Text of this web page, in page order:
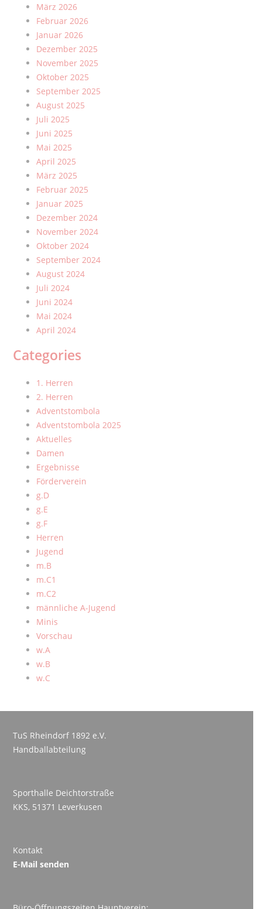
März 2026
Februar 2026
Januar 2026
Dezember 2025
November 2025
Oktober 2025
September 2025
August 2025
Juli 2025
Juni 2025
Mai 2025
April 2025
März 2025
Februar 2025
Januar 2025
Dezember 2024
November 2024
Oktober 2024
September 2024
August 2024
Juli 2024
Juni 2024
Mai 2024
April 2024
Categories
1. Herren
2. Herren
Adventstombola
Adventstombola 2025
Aktuelles
Damen
Ergebnisse
Förderverein
g.D
g.E
g.F
Herren
Jugend
m.B
m.C1
m.C2
männliche A-Jugend
Minis
Vorschau
w.A
w.B
w.C
TuS Rheindorf 1892 e.V.
Handballabteilung
Sporthalle Deichtorstraße
KKS, 51371 Leverkusen
Kontakt
E-Mail senden